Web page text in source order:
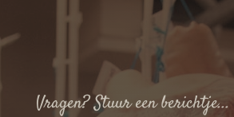
Vragen? Stuur een berichtje...